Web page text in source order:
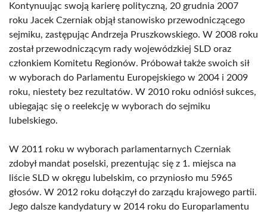
Kontynuując swoją karierę polityczną, 20 grudnia 2007
roku Jacek Czerniak objął stanowisko przewodniczącego
sejmiku, zastępując Andrzeja Pruszkowskiego. W 2008 roku
został przewodniczącym rady wojewódzkiej SLD oraz
członkiem Komitetu Regionów. Próbował także swoich sił
w wyborach do Parlamentu Europejskiego w 2004 i 2009
roku, niestety bez rezultatów. W 2010 roku odniósł sukces,
ubiegając się o reelekcję w wyborach do sejmiku
lubelskiego.
W 2011 roku w wyborach parlamentarnych Czerniak
zdobył mandat poselski, prezentując się z 1. miejsca na
liście SLD w okręgu lubelskim, co przyniosło mu 5965
głosów. W 2012 roku dołączył do zarządu krajowego partii.
Jego dalsze kandydatury w 2014 roku do Europarlamentu